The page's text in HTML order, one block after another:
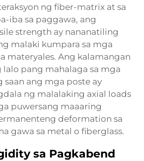
ng fiber-matrix at sa
iba sa paggawa, ang
strength ay nananatiling
malaki kumpara sa mga
materyales. Ang kalamangan
lalo pang mahalaga sa mga
saan ang mga poste ay
ng malalaking axial loads
puwersang maaaring
deformation sa
gawa sa metal o fiberglass.
sa Pagkabend